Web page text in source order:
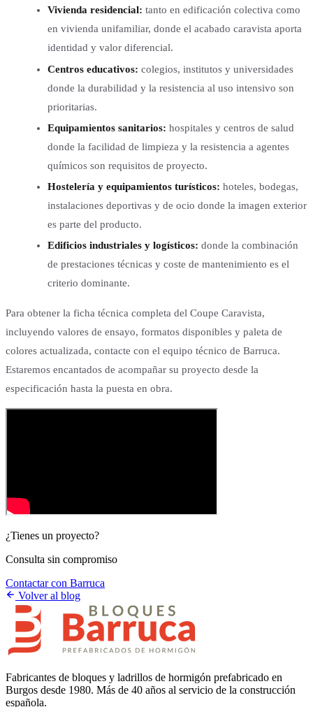
Vivienda residencial: tanto en edificación colectiva como
en vivienda unifamiliar, donde el acabado caravista aporta
identidad y valor diferencial.
Centros educativos: colegios, institutos y universidades
donde la durabilidad y la resistencia al uso intensivo son
prioritarias.
Equipamientos sanitarios: hospitales y centros de salud
donde la facilidad de limpieza y la resistencia a agentes
químicos son requisitos de proyecto.
Hostelería y equipamientos turísticos: hoteles, bodegas,
instalaciones deportivas y de ocio donde la imagen exterior
es parte del producto.
Edificios industriales y logísticos: donde la combinación
de prestaciones técnicas y coste de mantenimiento es el
criterio dominante.
Para obtener la ficha técnica completa del Coupe Caravista,
incluyendo valores de ensayo, formatos disponibles y paleta de
colores actualizada, contacte con el equipo técnico de Barruca.
Estaremos encantados de acompañar su proyecto desde la
especificación hasta la puesta en obra.
¿Tienes un proyecto?
Consulta sin compromiso
Contactar con Barruca
Volver al blog
Fabricantes de bloques y ladrillos de hormigón prefabricado en
Burgos desde 1980. Más de 40 años al servicio de la construcción
española.